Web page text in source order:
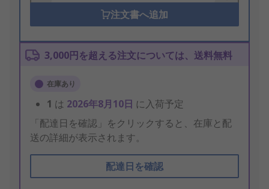
注文書へ追加
3,000円を超える注文については、送料無料
在庫あり
1 は 2026年8月10日 に入荷予定
「配達日を確認」をクリックすると、在庫と配
送の詳細が表示されます。
配達日を確認